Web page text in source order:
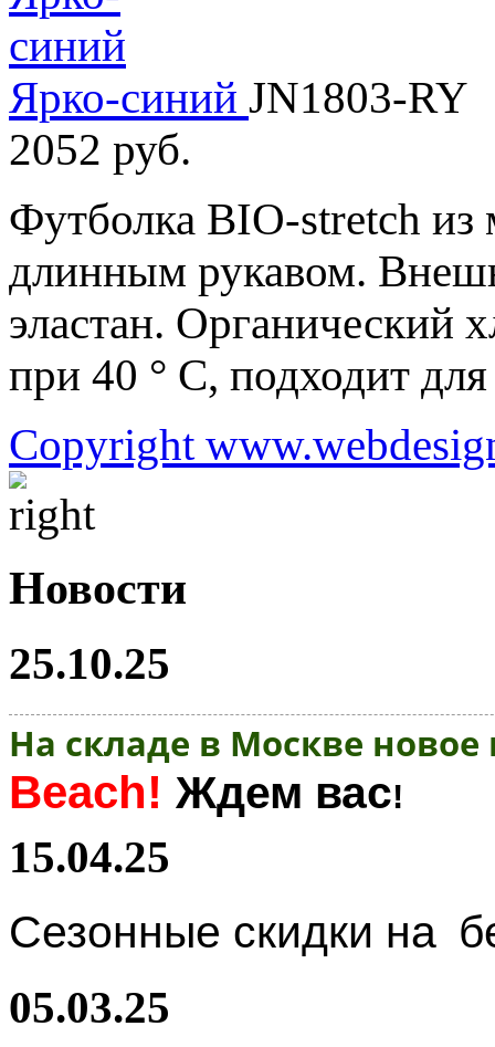
Ярко-синий JN1803-RY
2052 руб.
Футболка BIO-stretch из
длинным рукавом.
эластан. Органический
при 40 ° C, подходит
Copyright
Новости
25.10.25
На складе в Москве
Beach! Ждем вас!
15.04.25
Сезонные скидки на
05.03.25